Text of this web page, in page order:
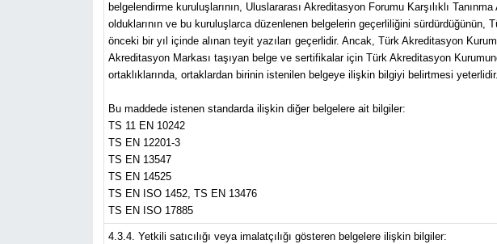
belgelendirme kuruluşlarının, Uluslararası Akreditasyon Forumu Karşılıklı
olduklarının ve bu kuruluşlarca düzenlenen belgelerin geçerliliğini
önceki bir yıl içinde alınan teyit yazıları geçerlidir. Ancak, Türk Akreditasyon
Akreditasyon Markası taşıyan belge ve sertifikalar için Türk Akreditasyon
ortaklıklarında, ortaklardan birinin istenilen belgeye ilişkin bilgiyi belirtmesi yeterlidir.
Bu maddede istenen standarda ilişkin diğer belgelere ait bilgiler:
TS 11 EN 10242
TS EN 12201-3
TS EN 13547
TS EN 14525
TS EN ISO 1452, TS EN 13476
TS EN ISO 17885
4.3.4. Yetkili satıcılığı veya imalatçılığı gösteren belgelere ilişkin bilgiler: